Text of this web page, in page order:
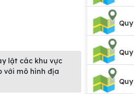
lật các khu vực
với mô hình địa